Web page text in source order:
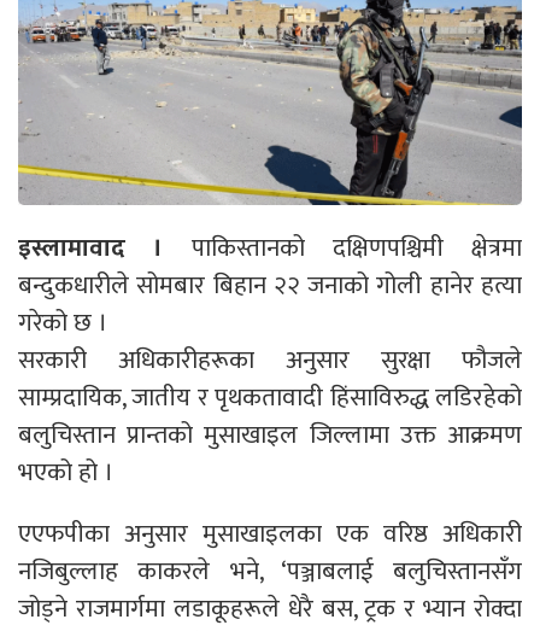
इस्लामावाद । पाकिस्तानको दक्षिणपश्चिमी क्षेत्रमा
बन्दुकधारीले सोमबार बिहान २२ जनाको गोली हानेर हत्या
गरेको छ ।
सरकारी अधिकारीहरूका अनुसार सुरक्षा फौजले
साम्प्रदायिक, जातीय र पृथकतावादी हिंसाविरुद्ध लडिरहेको
बलुचिस्तान प्रान्तको मुसाखाइल जिल्लामा उक्त आक्रमण
भएको हो ।
एएफपीका अनुसार मुसाखाइलका एक वरिष्ठ अधिकारी
नजिबुल्लाह काकरले भने, ‘पञ्जाबलाई बलुचिस्तानसँग
जोड्ने राजमार्गमा लडाकूहरूले धेरै बस, ट्रक र भ्यान रोक्दा